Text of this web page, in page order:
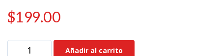
$199.00
Añadir al carrito